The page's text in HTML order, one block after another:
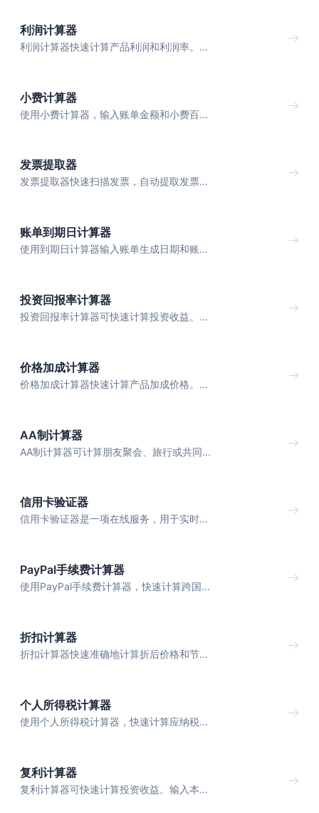
利润计算器
利润计算器快速计算产品利润和利润率。...
小费计算器
使用小费计算器，输入账单金额和小费百...
发票提取器
发票提取器快速扫描发票，自动提取发票...
账单到期日计算器
使用到期日计算器输入账单生成日期和账...
投资回报率计算器
投资回报率计算器可快速计算投资收益。...
价格加成计算器
价格加成计算器快速计算产品加成价格。...
AA制计算器
AA制计算器可计算朋友聚会、旅行或共同...
信用卡验证器
信用卡验证器是一项在线服务，用于实时...
PayPal手续费计算器
使用PayPal手续费计算器，快速计算跨国...
折扣计算器
折扣计算器快速准确地计算折后价格和节...
个人所得税计算器
使用个人所得税计算器，快速计算应纳税...
复利计算器
复利计算器可快速计算投资收益。输入本...